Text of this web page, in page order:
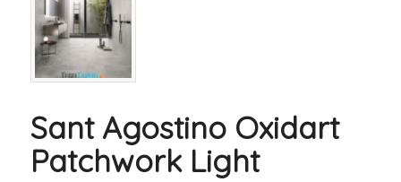
Sant Agostino Oxidart
Patchwork Light